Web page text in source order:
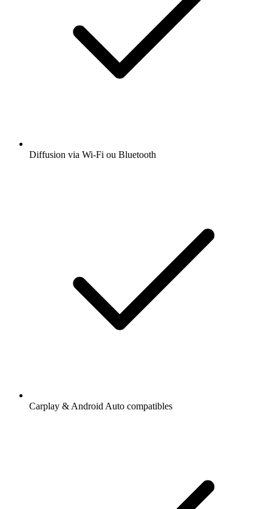
Diffusion via Wi-Fi ou Bluetooth
Carplay & Android Auto compatibles